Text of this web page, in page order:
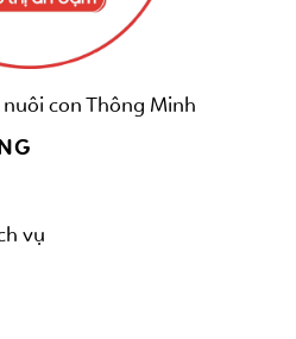
con Thông Minh
vụ